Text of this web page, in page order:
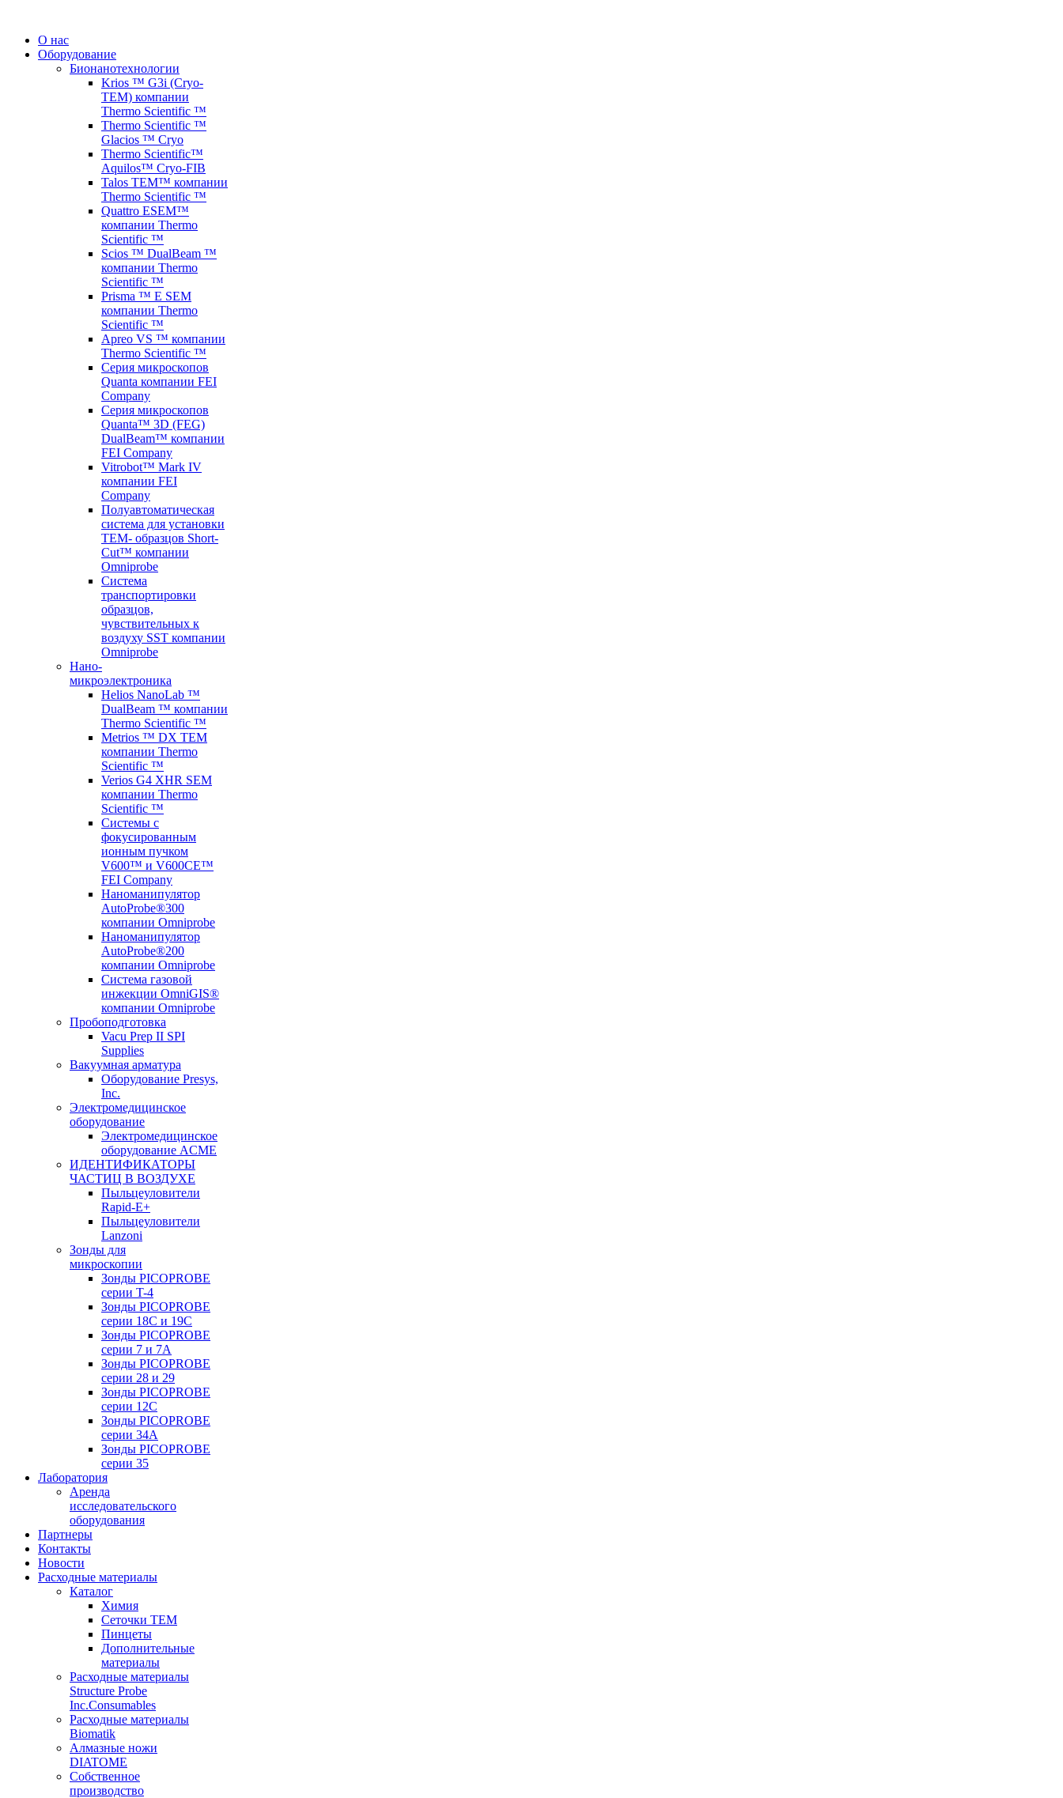
О нас
Оборудование
Бионанотехнологии
Krios ™ G3i (Cryo-
TEM) компании
Thermo Scientific ™
Thermo Scientific ™
Glacios ™ Cryo
Thermo Scientific™
Aquilos™ Cryo-FIB
Talos TEM™ компании
Thermo Scientific ™
Quattro ESEM™
компании Thermo
Scientific ™
Scios ™ DualBeam ™
компании Thermo
Scientific ™
Prisma ™ E SEM
компании Thermo
Scientific ™
Apreo VS ™ компании
Thermo Scientific ™
Серия микроскопов
Quanta компании FEI
Company
Серия микроскопов
Quanta™ 3D (FEG)
DualBeam™ компании
FEI Company
Vitrobot™ Mark IV
компании FEI
Company
Полуавтоматическая
система для установки
TEM- образцов Short-
Cut™ компании
Omniprobe
Система
транспортировки
образцов,
чувствительных к
воздуху SST компании
Omniprobe
Нано-
микроэлектроника
Helios NanoLab ™
DualBeam ™ компании
Thermo Scientific ™
Metrios ™ DX TEM
компании Thermo
Scientific ™
Verios G4 XHR SEM
компании Thermo
Scientific ™
Системы с
фокусированным
ионным пучком
V600™ и V600CE™
FEI Company
Наноманипулятор
AutoProbe®300
компании Omniprobe
Наноманипулятор
AutoProbe®200
компании Omniprobe
Система газовой
инжекции OmniGIS®
компании Omniprobe
Пробоподготовка
Vacu Prep II SPI
Supplies
Вакуумная арматура
Оборудование Presys,
Inc.
Электромедицинское
оборудование
Электромедицинское
оборудование ACME
ИДЕНТИФИКАТОРЫ
ЧАСТИЦ В ВОЗДУХЕ
Пыльцеуловители
Rapid-E+
Пыльцеуловители
Lanzoni
Зонды для
микроскопии
Зонды PICOPROBE
серии T-4
Зонды PICOPROBE
серии 18C и 19C
Зонды PICOPROBE
серии 7 и 7A
Зонды PICOPROBE
серии 28 и 29
Зонды PICOPROBE
серии 12C
Зонды PICOPROBE
серии 34A
Зонды PICOPROBE
серии 35
Лаборатория
Аренда
исследовательского
оборудования
Партнеры
Контакты
Новости
Расходные материалы
Каталог
Химия
Сеточки ТЕМ
Пинцеты
Дополнительные
материалы
Расходные материалы
Structure Probe
Inc.Consumables
Расходные материалы
Biomatik
Алмазные ножи
DIATOME
Собственное
производство